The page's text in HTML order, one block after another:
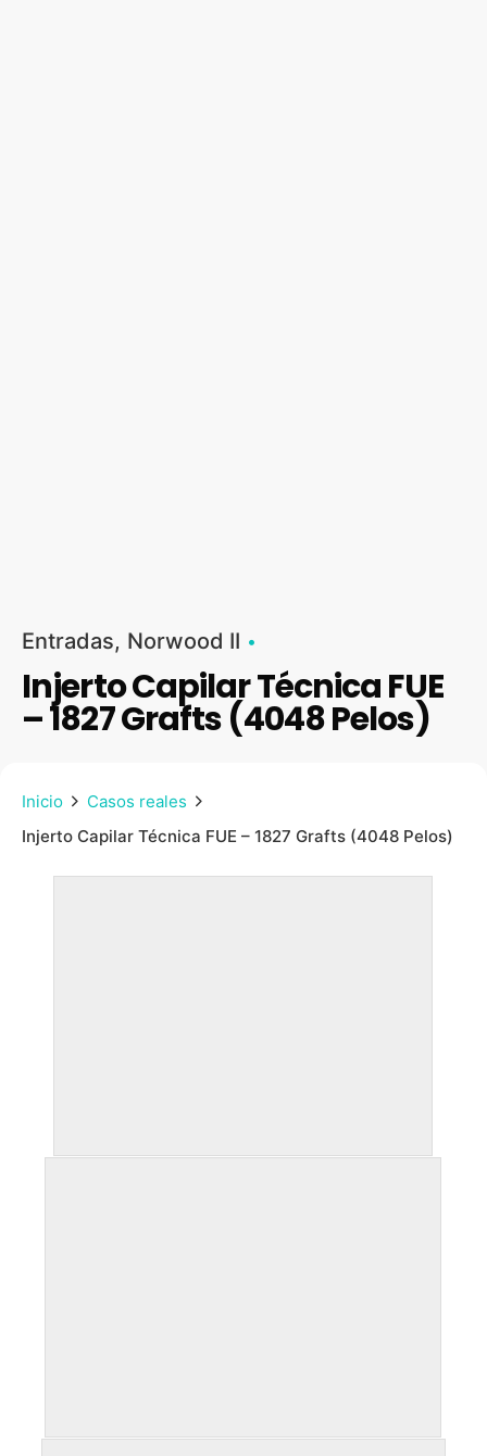
Entradas Norwood II
Injerto Capilar Técnica FUE
– 1827 Grafts (4048 Pelos)
Inicio
Casos reales
Injerto Capilar Técnica FUE – 1827 Grafts (4048 Pelos)